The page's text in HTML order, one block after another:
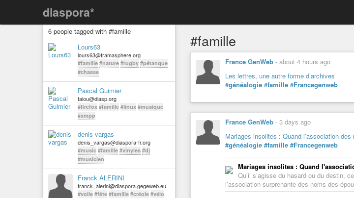
diaspora*
6 people tagged with #famille
Lours63
lours63@framasphere.org
#famille #nature #rugby #pétanque
#chasse
Pascal Guimier
talou@diasp.org
#firefox #famille #linux #musique
#xmpp
denis vargas
denis_vargas@diaspora-fr.org
#music #famille #vinyles #dj
#musicien
Franck ALERINI
franck_alerini@diaspora.gegeweb.eu
#voile #fête #famille #créole #vélo
#famille
France GenWeb - about 4 hours ago
Les lettres, une autre forme d’archives
#généalogie #famille #Francegenweb
France GenWeb - 3 days ago
Mariages insolites : Quand l’association
#généalogie #famille #Francegenweb
Mariages insolites : Quand
Qu’il s’agisse du hasard ou du destin,
l’association surprenante des noms des